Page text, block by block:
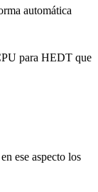
automática
para HEDT que
ese aspecto los